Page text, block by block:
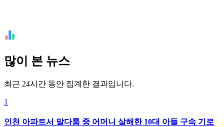
많이 본 뉴스
최근 24시간 동안 집계한 결과입니다.
1
인천 아파트서 말다툼 중 어머니 살해한 10대 아들 구속 기로